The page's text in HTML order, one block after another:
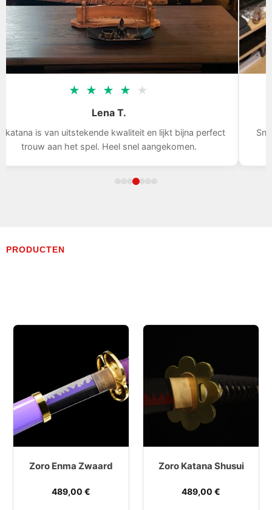
★ ★ ★ ★ ★
Lena T.
katana is van uitstekende kwaliteit en lijkt bijna perfect
trouw aan het spel. Heel snel aangekomen.
PRODUCTEN
Zoro Enma Zwaard
489,00 €
Zoro Katana Shusui
489,00 €